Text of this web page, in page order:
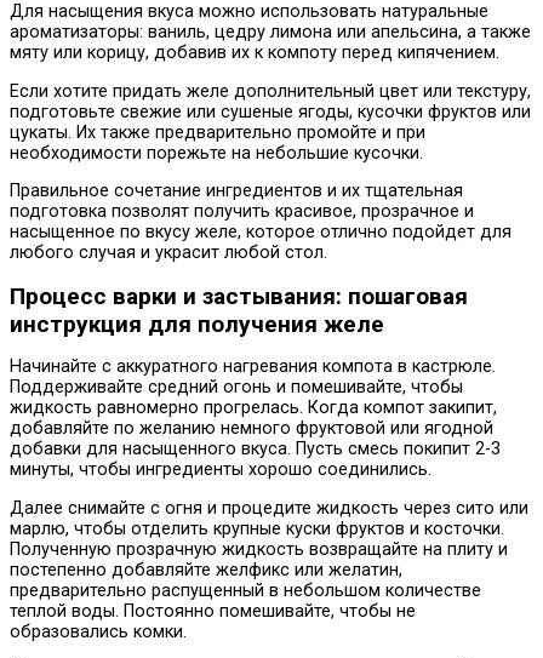
Для насыщения вкуса можно использовать натуральные
ароматизаторы: ваниль, цедру лимона или апельсина, а также
мяту или корицу, добавив их к компоту перед кипячением.
Если хотите придать желе дополнительный цвет или текстуру,
подготовьте свежие или сушеные ягоды, кусочки фруктов или
цукаты. Их также предварительно промойте и при
необходимости порежьте на небольшие кусочки.
Правильное сочетание ингредиентов и их тщательная
подготовка позволят получить красивое, прозрачное и
насыщенное по вкусу желе, которое отлично подойдет для
любого случая и украсит любой стол.
Процесс варки и застывания: пошаговая
инструкция для получения желе
Начинайте с аккуратного нагревания компота в кастрюле.
Поддерживайте средний огонь и помешивайте, чтобы
жидкость равномерно прогрелась. Когда компот закипит,
добавляйте по желанию немного фруктовой или ягодной
добавки для насыщенного вкуса. Пусть смесь покипит 2-3
минуты, чтобы ингредиенты хорошо соединились.
Далее снимайте с огня и процедите жидкость через сито или
марлю, чтобы отделить крупные куски фруктов и косточки.
Полученную прозрачную жидкость возвращайте на плиту и
постепенно добавляйте желфикс или желатин,
предварительно распущенный в небольшом количестве
теплой воды. Постоянно помешивайте, чтобы не
образовались комки.